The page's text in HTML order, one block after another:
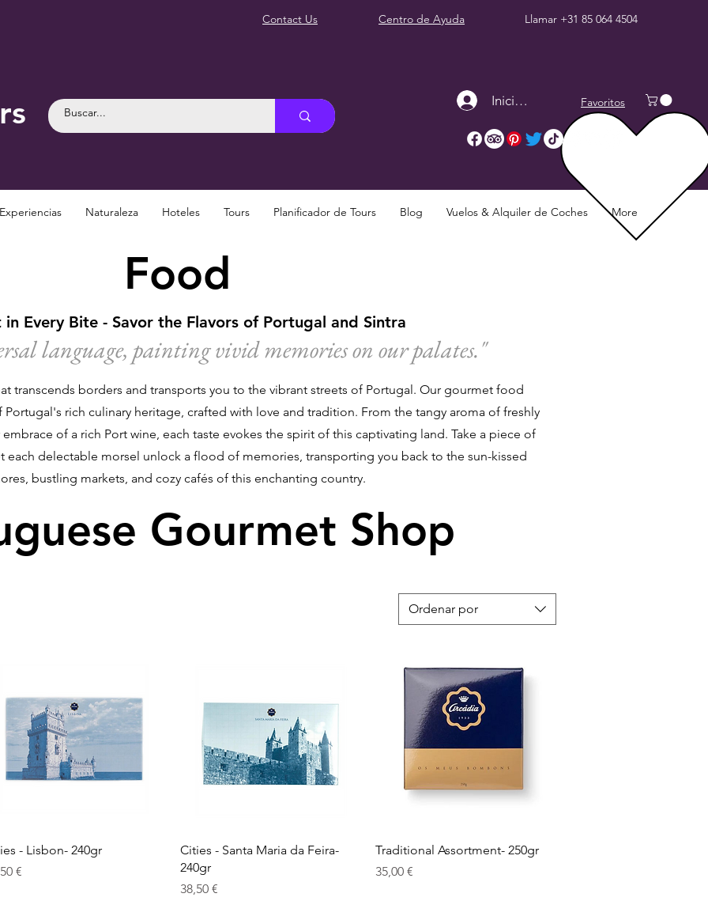
Contact Us Centro de Ayuda Llamar +31 85 064 4504
Iniciar sesión Favoritos
Experiencias Naturaleza Hoteles Tours Planificador de Tours Blog Vuelos & Alquiler de Coches More
Food
in Every Bite - Savor the Flavors of Portugal and Sintra
language, painting vivid memories on our palates."
transcends borders and transports you to the vibrant streets of Portugal. Our gourmet food
rich culinary heritage, crafted with love and tradition. From the tangy aroma of freshly
of a rich Port wine, each taste evokes the spirit of this captivating land. Take a piece of
each delectable morsel unlock a flood of memories, transporting you back to the sun-kissed
bustling markets, and cozy cafés of this enchanting country.
Gourmet Shop
Ordenar por
Vista rápida
- Lisbon- 240gr
€
Vista rápida
Cities - Santa Maria da Feira-
240gr
Precio
38,50 €
Vista rápida
Traditional Assortment- 250gr
Precio
35,00 €